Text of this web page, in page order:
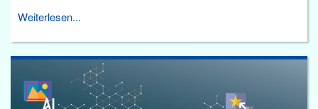
Weiterlesen...